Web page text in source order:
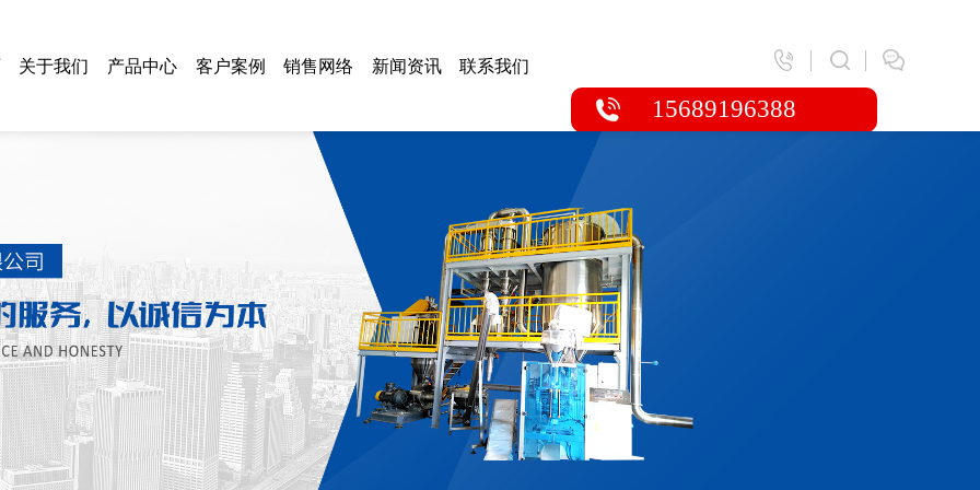
关于我们 产品中心 客户案例 销售网络 新闻资讯 联系我们
15689196388